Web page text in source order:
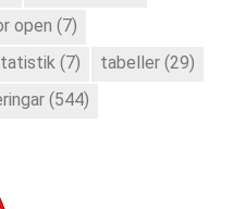
open (7)
(7) tabeller (29)
(544)